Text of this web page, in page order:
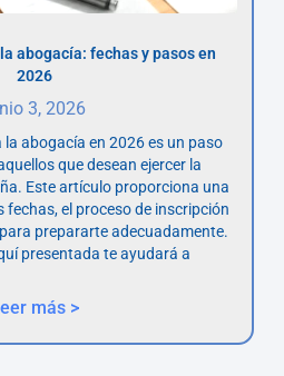
abogacía: fechas y pasos en
2026
3, 2026
la abogacía en 2026 es un paso
que desean ejercer la
Este artículo proporciona una
el proceso de inscripción
prepararte adecuadamente.
presentada te ayudará a
más >